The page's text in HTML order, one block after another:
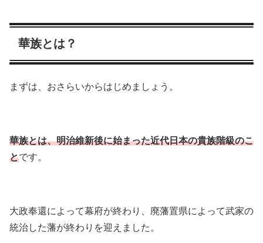
華族とは？
まずは、おさらいからはじめましょう。
華族とは、明治維新後に始まった近代日本の貴族階級のこ
とです。
大政奉還によって幕府が終わり、廃藩置県によって武家の
統治した藩が終わりを迎えました。